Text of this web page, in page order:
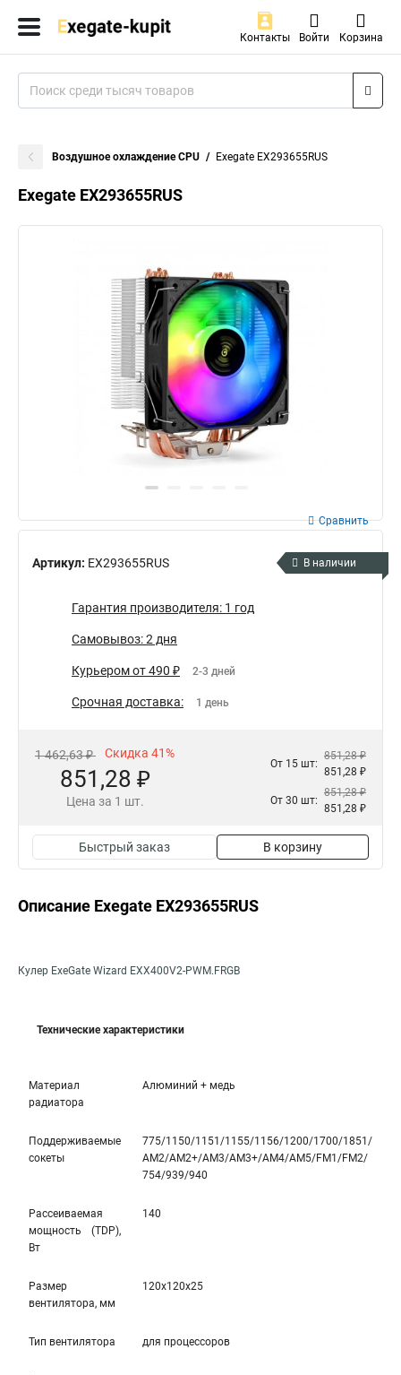
Контакты Войти Корзина
Воздушное охлаждение CPU Exegate EX293655RUS
Exegate EX293655RUS
Артикул: EX293655RUS
Сравнить
В наличии
Гарантия производителя: 1 год
Самовывоз: 2 дня
Курьером от 490 ₽ 2-3 дней
Срочная доставка: 1 день
1 462,63 ₽ Скидка 41%
851,28 ₽
Цена за 1 шт.
От 15 шт:
851,28 ₽
851,28 ₽
От 30 шт:
851,28 ₽
851,28 ₽
Быстрый заказ В корзину
Описание Exegate EX293655RUS
Кулер ExeGate Wizard EXX400V2-PWM.FRGB
Технические характеристики
Материал
радиатора
Алюминий + медь
Поддерживаемые
сокеты
775/1150/1151/1155/1156/1200/1700/1851­/
AM2/AM2+/AM3/AM3+/AM4/AM5/FM1/FM2/
754/939/940
Рассеиваемая
мощность (TDP),
Вт
140
Размер
вентилятора, мм
120x120x25
Тип вентилятора для процессоров